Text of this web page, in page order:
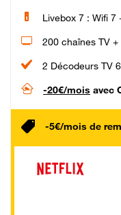
Livebox 7 : Wifi 7
200 chaînes TV +
2 Décodeurs TV 6
-20€/mois avec
-5€/mois de